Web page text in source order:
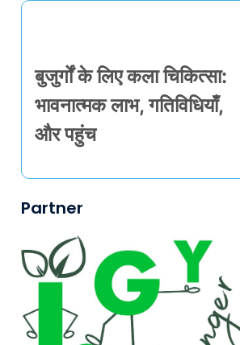
बुजुर्गों के लिए कला चिकित्सा:
भावनात्मक लाभ, गतिविधियाँ,
और पहुंच
Partner